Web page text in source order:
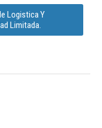
Logistica Y
Limitada.